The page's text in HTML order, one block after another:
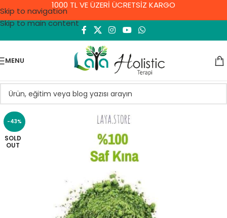
Skip to navigation
Skip to main content
1000 TL VE ÜZERİ ÜCRETSİZ KARGO
MENU
-43%
SOLD
OUT